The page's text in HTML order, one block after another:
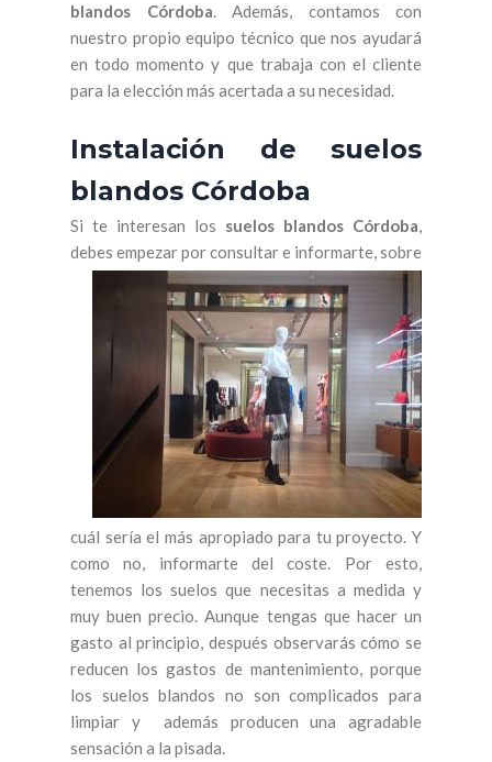
blandos Córdoba. Además, contamos con
nuestro propio equipo técnico que nos ayudará
en todo momento y que trabaja con el cliente
para la elección más acertada a su necesidad.
Instalación de suelos
blandos Córdoba
Si te interesan los suelos blandos Córdoba
debes empezarpor consultar e informarte, sobre
cuál sería el más apropiado para tu proyecto. Y
como no, informarte del coste. Por esto,
tenemos los suelos que necesitas a medida y
muy buen precio. Aunque tengas que hacer un
gasto al principio, después observarás cómo se
reducen los gastos de mantenimiento, porque
los suelos blandos no son complicados para
limpiar y además producen una agradable
sensación a la pisada.